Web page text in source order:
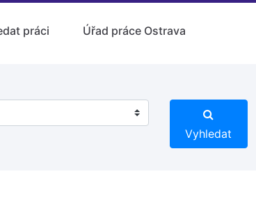
práci Úřad práce Ostrava
Vyhledat